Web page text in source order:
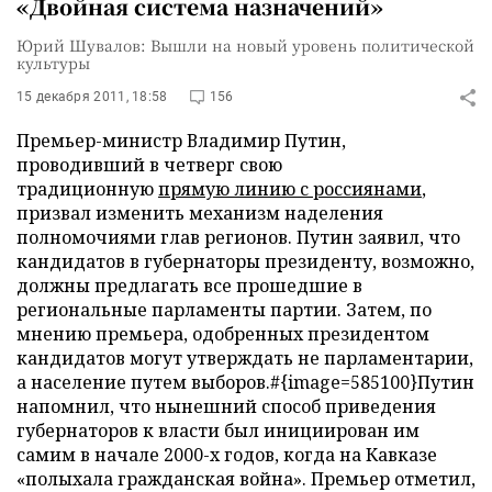
«Двойная система назначений»
Юрий Шувалов: Вышли на новый уровень политической
культуры
15 декабря 2011, 18:58 156
Премьер-министр Владимир Путин,
проводивший в четверг свою
традиционнуюпрямую линию с россиянами,
призвал изменить механизм наделения
полномочиями глав регионов. Путин заявил, что
кандидатов в губернаторы президенту, возможно,
должны предлагать все прошедшие в
региональные парламенты партии. Затем, по
мнению премьера, одобренных президентом
кандидатов могут утверждать не парламентарии,
а население путем выборов.#{image=585100}Путин
напомнил, что нынешний способ приведения
губернаторов к власти был инициирован им
самим в начале 2000-х годов, когда на Кавказе
«полыхала гражданская война». Премьер отметил,